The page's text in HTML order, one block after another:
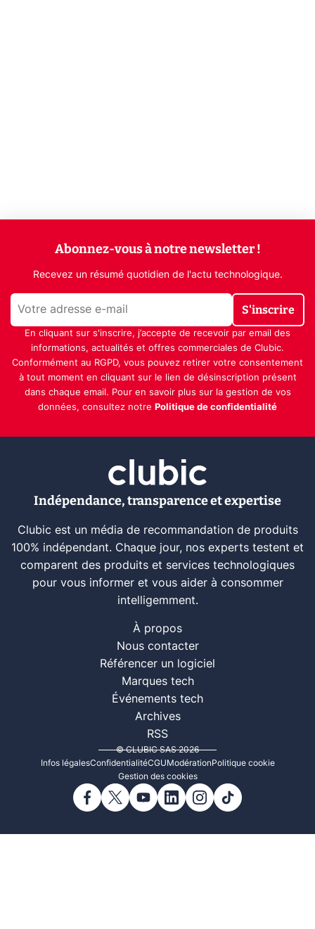
Abonnez-vous à notre newsletter !
Recevez un résumé quotidien de l'actu technologique.
S'inscrire
En cliquant sur s'inscrire, j’accepte de recevoir par email des
informations, actualités et offres commerciales de Clubic.
Conformément au RGPD, vous pouvez retirer votre consentement
à tout moment en cliquant sur le lien de désinscription présent
dans chaque email. Pour en savoir plus sur la gestion de vos
données, consultez notre Politique de confidentialité
Indépendance, transparence et expertise
Clubic est un média de recommandation de produits
100% indépendant. Chaque jour, nos experts testent et
comparent des produits et services technologiques
pour vous informer et vous aider à consommer
intelligemment.
À propos
Nous contacter
Référencer un logiciel
Marques tech
Événements tech
Archives
RSS
© CLUBIC SAS 2026
Infos légalesConfidentialitéCGUModérationPolitique cookie
Gestion des cookies